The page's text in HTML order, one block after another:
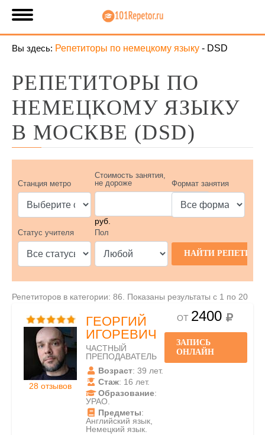
Вы здесь: Репетиторы по немецкому языку - DSD
РЕПЕТИТОРЫ ПО
НЕМЕЦКОМУ ЯЗЫКУ
В МОСКВЕ (DSD)
Станция метро
Стоимость занятия,
не дороже
руб.
Формат занятия
Статус учителя Пол
Репетиторов в категории: 86. Показаны результаты с 1 по 20
28 отзывов
ГЕОРГИЙ
ИГОРЕВИЧ
ЧАСТНЫЙ
ПРЕПОДАВАТЕЛЬ
Возраст: 39 лет.
Стаж: 16 лет.
Образование:
УРАО.
Предметы:
Английский язык,
Немецкий язык.
ОТ 2400
ЗАПИСЬ
ОНЛАЙН